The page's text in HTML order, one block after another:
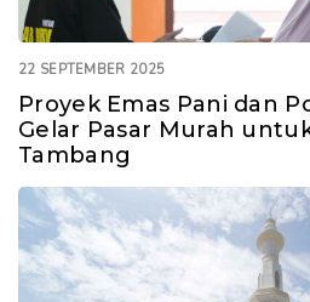
22 SEPTEMBER 2025
Proyek Emas Pani dan
Gelar Pasar Murah
Tambang